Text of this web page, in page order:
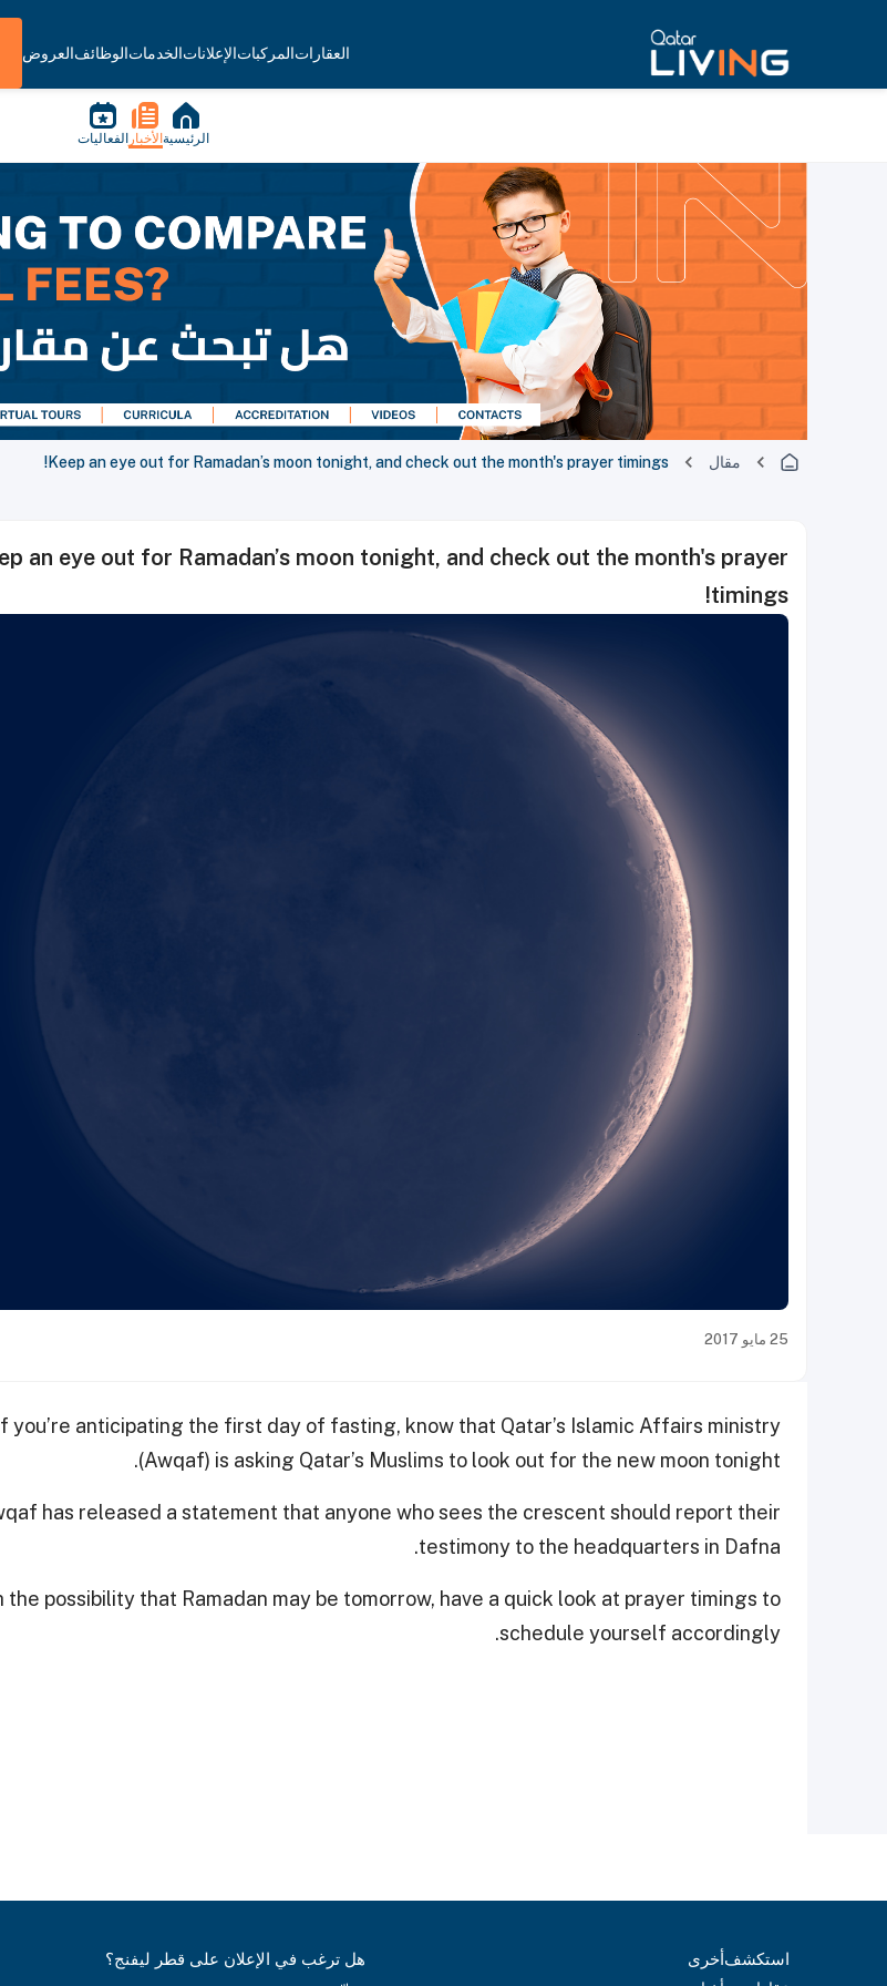
العقاراتالمركباتالإعلاناتالخدماتالوظائفالعروض
الرئيسية الأخبار الفعاليات
مقال Keep an eye out for Ramadan’s moon tonight, and check out the month's prayer timings!
an eye out for Ramadan’s moon tonight, and check out the month's prayer
timings!
25 مايو 2017
If you’re anticipating the first day of fasting, know that Qatar’s Islamic Affairs ministry
(Awqaf) is asking Qatar’s Muslims to look out for the new moon tonight.
has released a statement that anyone who sees the crescent should report their
testimony to the headquarters in Dafna.
the possibility that Ramadan may be tomorrow, have a quick look at prayer timings to
schedule yourself accordingly.
استكشفأخرى هل ترغب في الإعلان على قطر ليفنج؟